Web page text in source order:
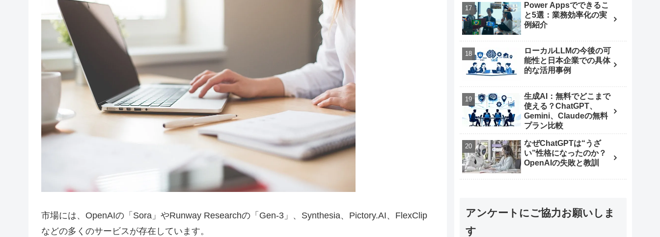
市場には、OpenAIの「Sora」やRunway Researchの「Gen-3」、Synthesia、Pictory.AI、FlexClip
などの多くのサービスが存在しています。
Power Appsでできるこ
と5選：業務効率化の実
例紹介
ローカルLLMの今後の可
能性と日本企業での具体
的な活用事例
生成AI：無料でどこまで
使える？ChatGPT、
Gemini、Claudeの無料
プラン比較
なぜChatGPTは“うざ
い”性格になったのか？
OpenAIの失敗と教訓
アンケートにご協力お願いしま
す